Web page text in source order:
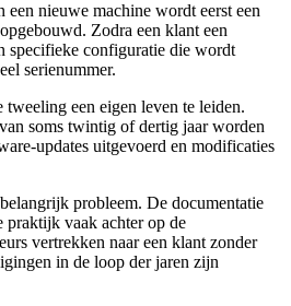
nieuwe machine wordt eerst een
Zodra een klant een
specifieke configuratie die wordt
serienummer.
een eigen leven te leiden.
soms twintig of dertig jaar worden
updates uitgevoerd en modificaties
probleem. De documentatie
praktijk vaak achter op de
vertrekken naar een klant zonder
in de loop der jaren zijn